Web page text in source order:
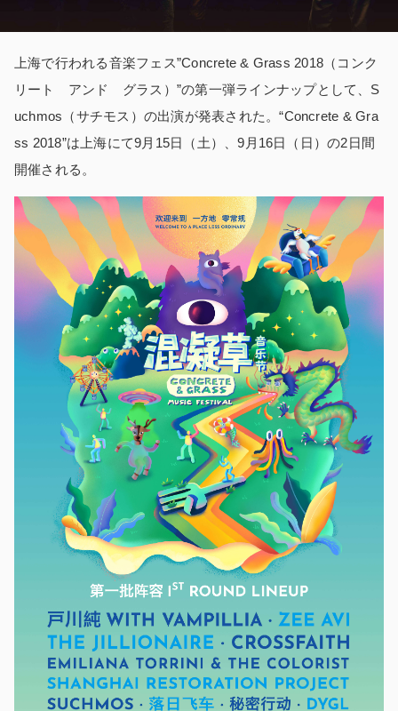
上海で行われる音楽フェス”Concrete & Grass 2018（コンク
リート アンド グラス）”の第一弾ラインナップとして、S
uchmos（サチモス）の出演が発表された。“Concrete & Gra
ss 2018”は上海にて9月15日（土）、9月16日（日）の2日間
開催される。